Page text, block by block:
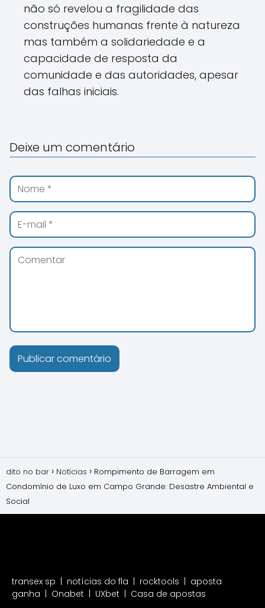
não só revelou a fragilidade das
construções humanas frente à natureza
mas também a solidariedade e a
capacidade de resposta da
comunidade e das autoridades, apesar
das falhas iniciais.
Deixe um comentário
dito no bar Notícias
Rompimento de Barragem em
Condomínio de Luxo em Campo Grande: Desastre Ambiental e
Social
transex sp | notícias do fla | rocktools | aposta
ganha | Onabet | UXbet | Casa de apostas